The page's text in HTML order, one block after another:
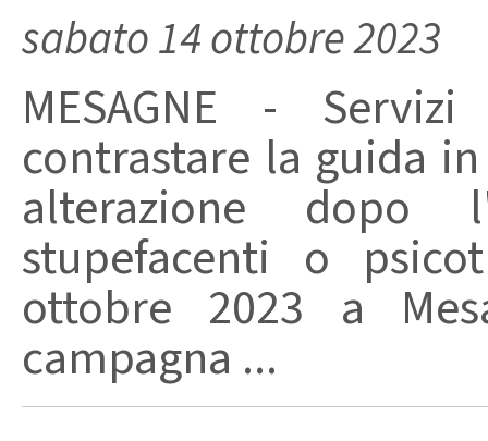
sabato 14 ottobre 2023
MESAGNE -
contrastare la guida
alterazione dopo
stupefacenti o
ottobre 2023 a
campagna ...